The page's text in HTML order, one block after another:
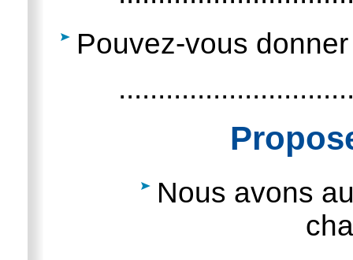
Pouvez-vous
Nous avons